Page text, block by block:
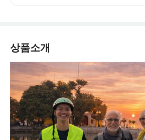
상품소개